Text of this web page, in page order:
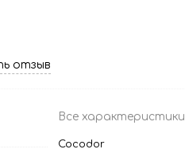
отзыв
Все характеристики
Cocodor